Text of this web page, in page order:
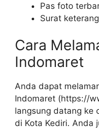
Pas foto
Surat
Cara
Indomaret
Anda dapat
Indomaret (https://
langsung datang ke
di Kota Kediri. Anda